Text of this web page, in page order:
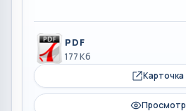
PDF
177 Кб
Карточка
Просмотр